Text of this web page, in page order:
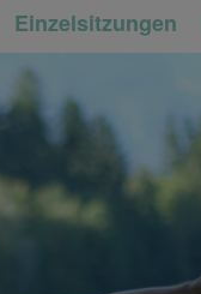
Einzelsitzungen